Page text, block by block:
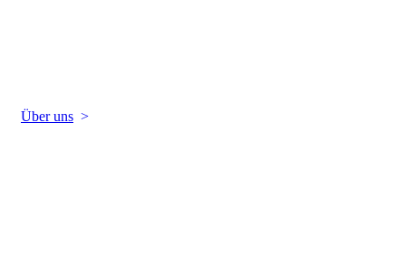
Über uns